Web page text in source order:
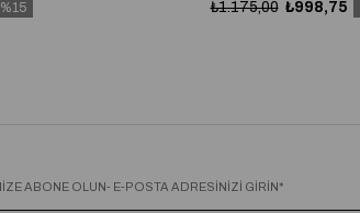
%15 ₺998,75
₺1.175,00